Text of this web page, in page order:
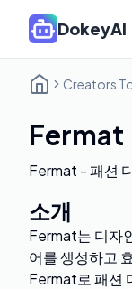
DokeyAI
Creators
Fermat
Fermat - 패션
소개
Fermat는 디자
어를 생성하고
Fermat로 패션